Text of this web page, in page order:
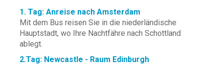
1. Tag: Anreise nach Amsterdam
Mit dem Bus reisen Sie in die niederländische
Hauptstadt, wo Ihre Nachtfähre nach Schottland
ablegt.
2.Tag: Newcastle - Raum Edinburgh